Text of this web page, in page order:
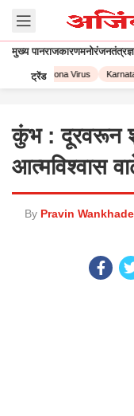
मुख्य पानराजकारणमनोरंजन
ट्रेंड
Corona Virus
कुंभ : दूरवरून
आत्मविश्वास
By Pravin Wankhade